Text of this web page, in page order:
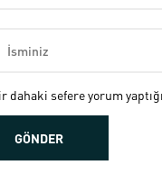
dahaki sefere yorum